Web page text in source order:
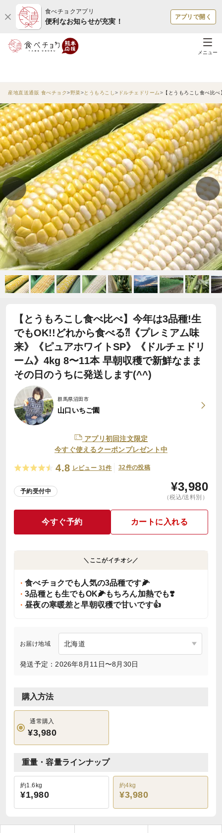
食べチョクアプリ
便利なお知らせが充実！
アプリで開く
メニュー
産地直送通販 食べチョク 野菜 とうもろこし ドルチェドリーム 【とうもろこし食べ比
【とうもろこし食べ比べ】今年は3品種!生
でもOK!!どれから食べる⁈《プレミアム味
来》《ピュアホワイトSP》《ドルチェドリ
ーム》4kg 8〜11本 早朝収穫で新鮮なまま
その日のうちに発送します(^^)
群馬県沼田市
山口いちご園
アプリ初回注文限定
今すぐ使えるクーポンプレゼント中
4.8 レビュー 31件 32件の投稿
予約受付中 ¥3,980
（税込/送料別）
今すぐ予約 カートに入れる
＼ここがイチオシ／
食べチョクでも人気の3品種です🌽
3品種とも生でもOK🌽もちろん加熱でも❣️
昼夜の寒暖差と早朝収穫で甘いです👍
お届け地域
発送予定：2026年8月11日〜8月30日
購入方法
通常購入
¥3,980
重量・容量ラインナップ
約1.6kg
¥1,980
約4kg
¥3,980